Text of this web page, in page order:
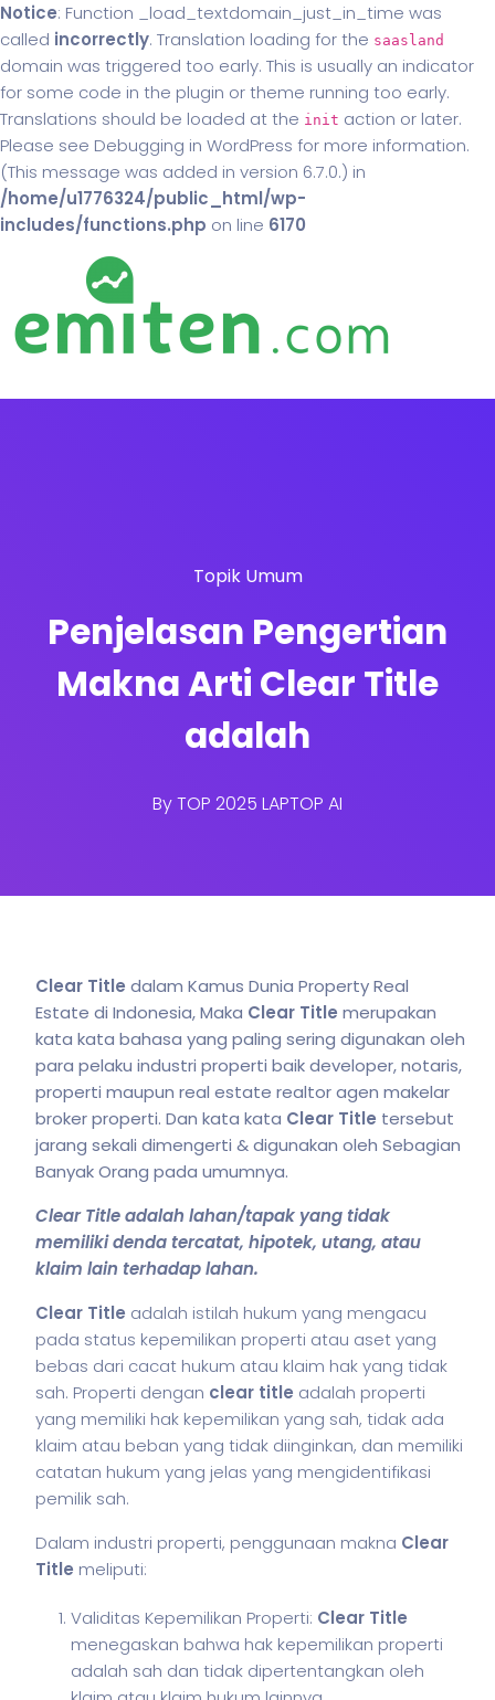
Notice: Function _load_textdomain_just_in_time was
called incorrectly. Translation loading for the saasland
domain was triggered too early. This is usually an indicator
for some code in the plugin or theme running too early.
Translations should be loaded at the init action or later.
Please see Debugging in WordPress for more information.
(This message was added in version 6.7.0.) in
/home/u1776324/public_html/wp-
includes/functions.php on line 6170
Topik Umum
Penjelasan Pengertian
Makna Arti Clear Title
adalah
ByTOP 2025 LAPTOP AI
Clear Title dalam Kamus Dunia Property Real
Estate di Indonesia, Maka Clear Title merupakan
kata kata bahasa yang paling sering digunakan oleh
para pelaku industri properti baik developer, notaris,
properti maupun real estate realtor agen makelar
broker properti. Dan kata kata Clear Title tersebut
jarang sekali dimengerti & digunakan oleh Sebagian
Banyak Orang pada umumnya.
Clear Title adalah lahan/tapak yang tidak
memiliki denda tercatat, hipotek, utang, atau
klaim lain terhadap lahan.
Clear Title adalah istilah hukum yang mengacu
pada status kepemilikan properti atau aset yang
bebas dari cacat hukum atau klaim hak yang tidak
sah. Properti dengan clear title adalah properti
yang memiliki hak kepemilikan yang sah, tidak ada
klaim atau beban yang tidak diinginkan, dan memiliki
catatan hukum yang jelas yang mengidentifikasi
pemilik sah.
Dalam industri properti, penggunaan makna Clear
Title meliputi:
Validitas Kepemilikan Properti: Clear Title
menegaskan bahwa hak kepemilikan properti
adalah sah dan tidak dipertentangkan oleh